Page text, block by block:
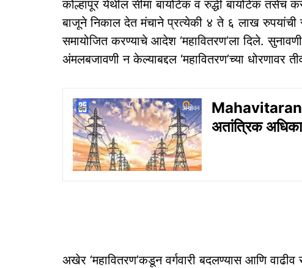
कोल्हापूर येथील सीमा बायोटेक व रुद्धी बायोटेक तसेच
बाजूने निकाल देत मंचाने प्रत्येकी ४ ते ६ लाख
समायोजित करण्याचे आदेश ‘महावितरण’ला दिले.
अंमलबजावणी न केल्याबद्दल ‘महावितरण’च्या धोरणावर
Mahavitaran
अतांत्रिक
अखेर ‘महावितरण’कडून वर्गवारी बदलण्यास आणि वाढीव